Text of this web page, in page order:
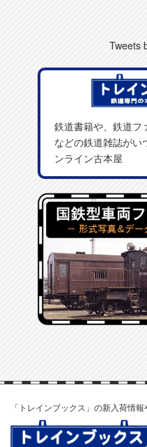
Tweets
鉄道書籍や、鉄道フ
などの鉄道雑誌がい
ンライン古本屋
「トレインブックス」の新入荷情